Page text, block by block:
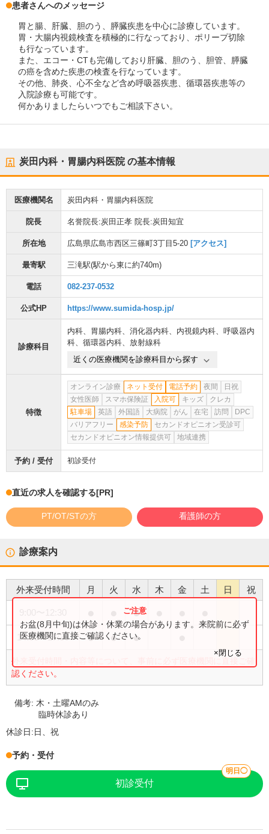
患者さんへのメッセージ
胃と腸、肝臓、胆のう、膵臓疾患を中心に診療しています。
胃・大腸内視鏡検査を積極的に行なっており、ポリープ切除
も行なっています。
また、エコー・CTも完備しており肝臓、胆のう、胆管、膵臓
の癌を含めた疾患の検査を行なっています。
その他、肺炎、心不全など含め呼吸器疾患、循環器疾患等の
入院診療も可能です。
何かありましたらいつでもご相談下さい。
炭田内科・胃腸内科医院の基本情報
医療機関名 炭田内科・胃腸内科医院
院長 名誉院長:炭田正孝 院長:炭田知宜
所在地 広島県広島市西区三篠町3丁目5-20 [アクセス]
最寄駅 三滝駅(駅から東に約740m)
電話 082-237-0532
公式HP https://www.sumida-hosp.jp/
診療科目
内科、 胃腸内科、 消化器内科、 内視鏡内科、 呼吸器内
科、 循環器内科、 放射線科
近くの医療機関を診療科目から探す
特徴
オンライン診療 ネット受付 電話予約 夜間
日祝
女性医師
スマホ保険証 入院可 キッズ
クレカ
駐車場
英語 外国語 大病院 がん 在宅 訪問
DPC
バリアフリー
感染予防
セカンドオピニオン受診可
セカンドオピニオン情報提供可
地域連携
予約 / 受付 初診受付
直近の求人を確認する[PR]
PT/OT/STの方 看護師の方
診療案内
外来受付時間 月 火 水 木 金 土 日 祝
●
14:00〜17:30 ● ● ●
外来受付時間・内容等について、事前に必ず医療機関に直接ご確
認ください。
お盆(8月中旬)は休診・休業の場合があります。来院前に必ず
医療機関に直接ご確認ください。
×閉じる
備考: 木・土曜AMのみ
臨時休診あり
休診日:日、祝
予約・受付
初診受付
明日◯